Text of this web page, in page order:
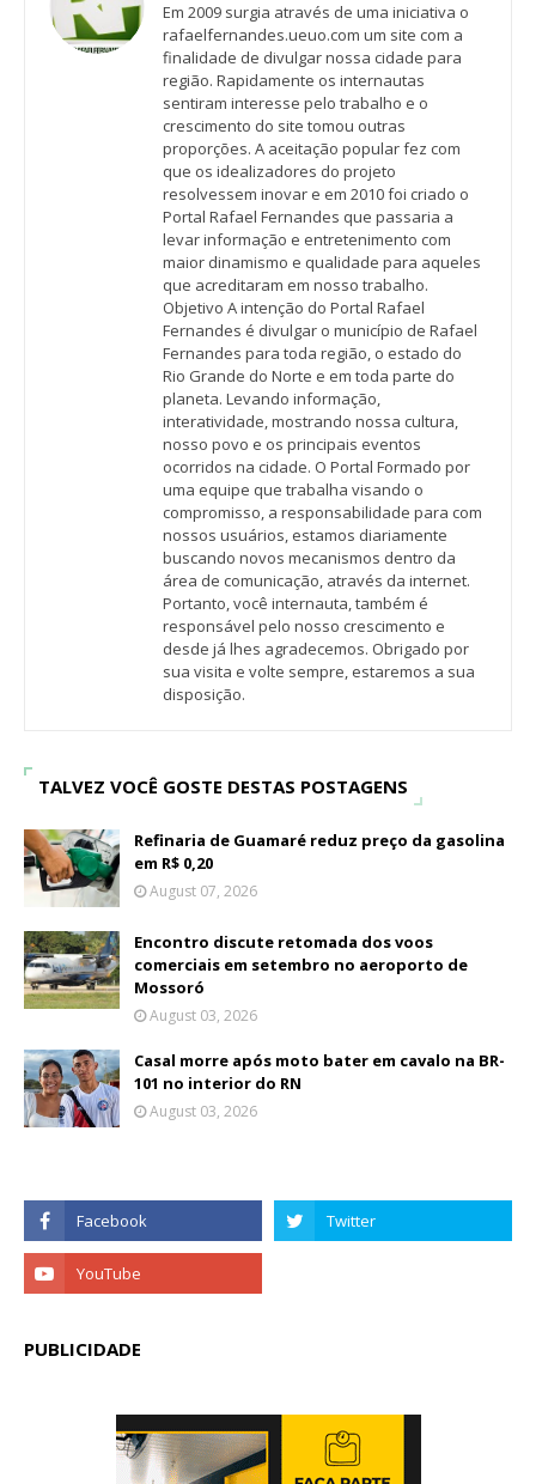
Em 2009 surgia através de uma iniciativa o
rafaelfernandes.ueuo.com um site com a
finalidade de divulgar nossa cidade para
região. Rapidamente os internautas
sentiram interesse pelo trabalho e o
crescimento do site tomou outras
proporções. A aceitação popular fez com
que os idealizadores do projeto
resolvessem inovar e em 2010 foi criado o
Portal Rafael Fernandes que passaria a
levar informação e entretenimento com
maior dinamismo e qualidade para aqueles
que acreditaram em nosso trabalho.
Objetivo A intenção do Portal Rafael
Fernandes é divulgar o município de Rafael
Fernandes para toda região, o estado do
Rio Grande do Norte e em toda parte do
planeta. Levando informação,
interatividade, mostrando nossa cultura,
nosso povo e os principais eventos
ocorridos na cidade. O Portal Formado por
uma equipe que trabalha visando o
compromisso, a responsabilidade para com
nossos usuários, estamos diariamente
buscando novos mecanismos dentro da
área de comunicação, através da internet.
Portanto, você internauta, também é
responsável pelo nosso crescimento e
desde já lhes agradecemos. Obrigado por
sua visita e volte sempre, estaremos a sua
disposição.
TALVEZ VOCÊ GOSTE DESTAS POSTAGENS
Refinaria de Guamaré reduz preço da gasolina
em R$ 0,20
August 07, 2026
Encontro discute retomada dos voos
comerciais em setembro no aeroporto de
Mossoró
August 03, 2026
Casal morre após moto bater em cavalo na BR-
101 no interior do RN
August 03, 2026
PUBLICIDADE